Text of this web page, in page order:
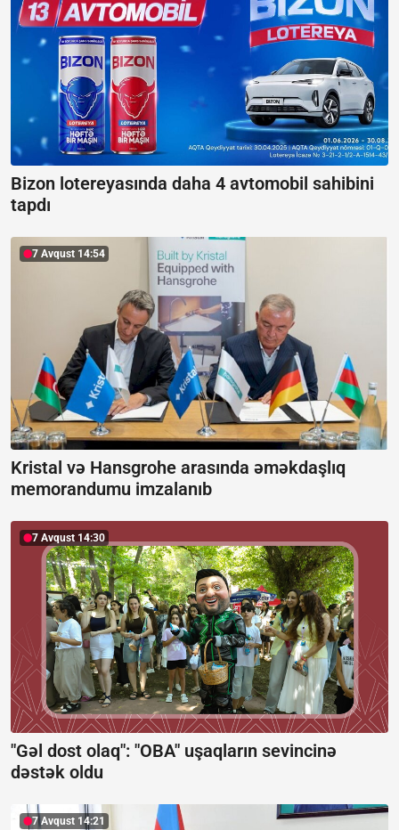
Bizon lotereyasında daha 4 avtomobil sahibini
tapdı
7 Avqust 14:54
Kristal və Hansgrohe arasında əməkdaşlıq
memorandumu imzalanıb
7 Avqust 14:30
"Gəl dost olaq": "OBA" uşaqların sevincinə
dəstək oldu
7 Avqust 14:21